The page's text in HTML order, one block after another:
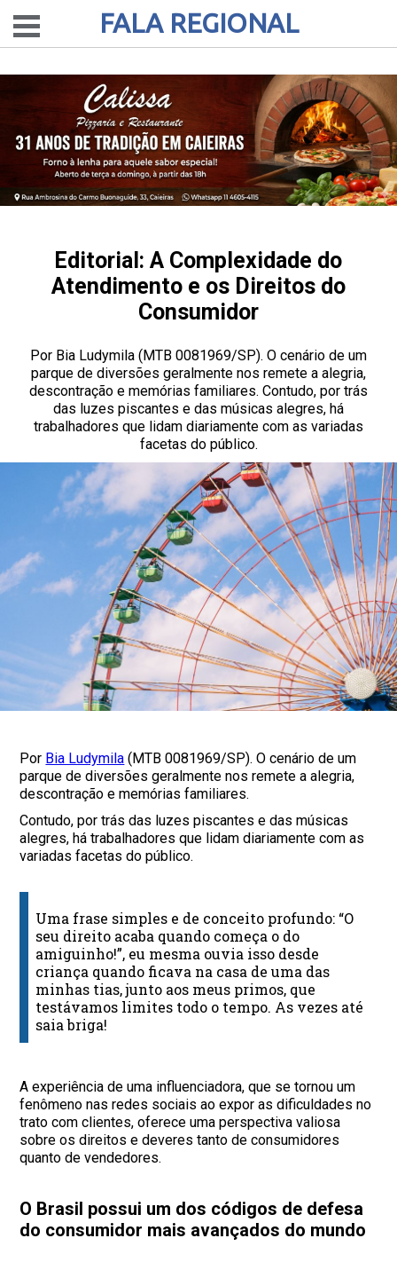
FALA REGIONAL
Editorial: A Complexidade do
Atendimento e os Direitos do
Consumidor
Por Bia Ludymila (MTB 0081969/SP). O cenário de um
parque de diversões geralmente nos remete a alegria,
descontração e memórias familiares. Contudo, por trás
das luzes piscantes e das músicas alegres, há
trabalhadores que lidam diariamente com as variadas
facetas do público.
Por Bia Ludymila (MTB 0081969/SP). O cenário de um
parque de diversões geralmente nos remete a alegria,
descontração e memórias familiares.
Contudo, por trás das luzes piscantes e das músicas
alegres, há trabalhadores que lidam diariamente com as
variadas facetas do público.
Uma frase simples e de conceito profundo: “O
seu direito acaba quando começa o do
amiguinho!”, eu mesma ouvia isso desde
criança quando ficava na casa de uma das
minhas tias, junto aos meus primos, que
testávamos limites todo o tempo. As vezes até
saia briga!
A experiência de uma influenciadora, que se tornou um
fenômeno nas redes sociais ao expor as dificuldades no
trato com clientes, oferece uma perspectiva valiosa
sobre os direitos e deveres tanto de consumidores
quanto de vendedores.
O Brasil possui um dos códigos de defesa
do consumidor mais avançados do mundo